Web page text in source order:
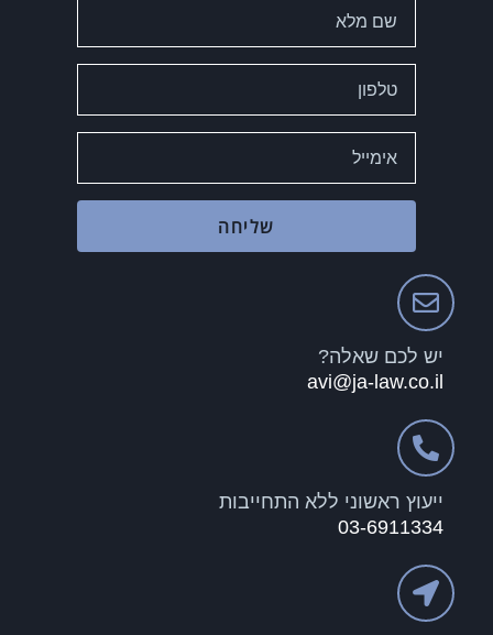
שליחה
יש לכם שאלה?
avi@ja-law.co.il
ייעוץ ראשוני ללא התחייבות
03-6911334